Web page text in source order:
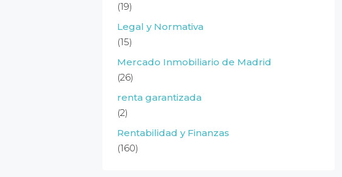
(19)
Legal y Normativa
(15)
Mercado Inmobiliario de Madrid
(26)
renta garantizada
(2)
Rentabilidad y Finanzas
(160)